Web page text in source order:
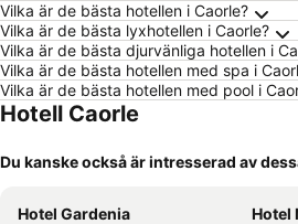
Vilka är de bästa hotellen i Caorle?
Vilka är de bästa lyxhotellen i Caorle?
Vilka är de bästa djurvänliga hotellen i
Vilka är de bästa hotellen med spa i
Vilka är de bästa hotellen med pool i
Hotell Caorle
Du kanske också är intresserad av
Hotel Gardenia
Hotel